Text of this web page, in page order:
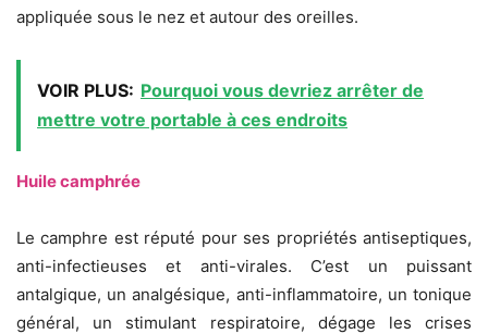
appliquée sous le nez et autour des oreilles.
VOIR PLUS: Pourquoi vous devriez arrêter de
mettre votre portable à ces endroits
Huile camphrée
Le camphre est réputé pour ses propriétés antiseptiques,
anti-infectieuses et anti-virales. C’est un puissant
antalgique, un analgésique, anti-inflammatoire, un tonique
général, un stimulant respiratoire, dégage les crises